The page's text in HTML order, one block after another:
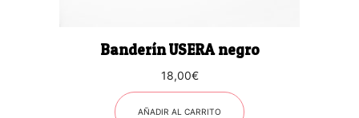
Banderín USERA negro
18,00€
AÑADIR AL CARRITO